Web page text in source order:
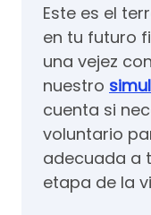
Este es el
en tu futuro
una vejez
nuestro
cuenta si
voluntario
adecuada a
etapa de la